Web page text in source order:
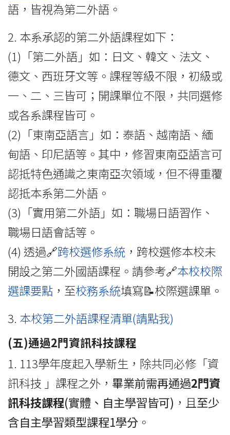
語，皆視為第二外語。
2. 本系承認的第二外語課程如下：
(1)「第二外語」如：日文、韓文、法文、
德文、西班牙文等。課程等級不限，初級或
一、二、三皆可；開課單位不限，共同選修
或各系課程皆可。
(2)「東南亞語言」如：泰語、越南語、緬
甸語、印尼語等。其中，修習東南亞語言可
認抵特色通識之東南亞次領域，但不得重覆
認抵本系第二外語。
(3)「實用第二外語」如：職場日語習作、
職場日語會話等。
(4) 透過🔗跨校選修系統 ，跨校選修本校未
開設之第二外國語課程。請參考🔗本校校際
選課要點 ，至校務系統填寫📝校際選課單。
3. 本校第二外語課程清單(請點我)
(五)通過2門資訊科技課程
1. 113學年度起入學新生，除共同必修「資
訊科技 」課程之外， 畢業前需再通過2門資
訊科技課程(實體、自主學習皆可) ，且至少
含自主學習類型課程1學分 。